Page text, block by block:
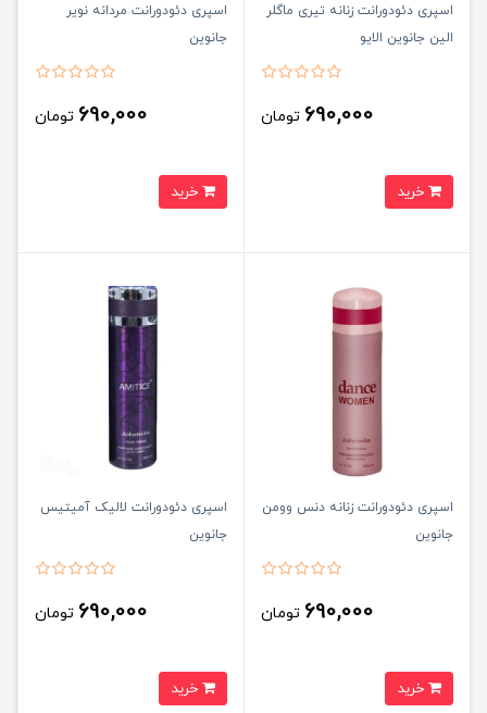
اسپری دئودورانت زنانه تیری ماگلر
الین جانوین الایو
690,000 تومان
اسپری دئودورانت مردانه نویر
جانوین
690,000 تومان
اسپری دئودورانت زنانه دنس وومن
جانوین
690,000 تومان
اسپری دئودورانت لالیک آمیتیس
جانوین
690,000 تومان